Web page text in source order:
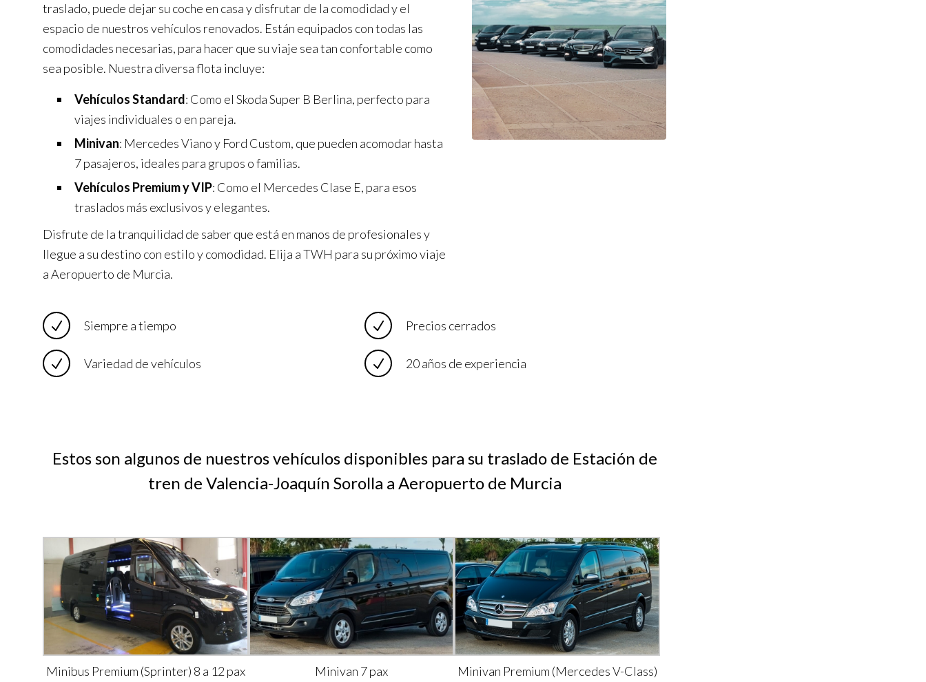
traslado, puede dejar su coche en casa y disfrutar de la comodidad y el
espacio de nuestros vehículos renovados. Están equipados con todas las
comodidades necesarias, para hacer que su viaje sea tan confortable como
sea posible. Nuestra diversa flota incluye:
Vehículos Standard: Como el Skoda Super B Berlina, perfecto para
viajes individuales o en pareja.
Minivan: Mercedes Viano y Ford Custom, que pueden acomodar hasta
7 pasajeros, ideales para grupos o familias.
Vehículos Premium y VIP: Como el Mercedes Clase E, para esos
traslados más exclusivos y elegantes.
Disfrute de la tranquilidad de saber que está en manos de profesionales y
llegue a su destino con estilo y comodidad. Elija a TWH para su próximo viaje
a Aeropuerto de Murcia.
Siempre a tiempo
Variedad de vehículos
Precios cerrados
20 años de experiencia
Estos son algunos de nuestros vehículos disponibles para su traslado de Estación de
tren de Valencia-Joaquín Sorolla a Aeropuerto de Murcia
Minibus Premium (Sprinter) 8 a 12 pax Minivan 7 pax
Minivan Premium (Mercedes V-Class)